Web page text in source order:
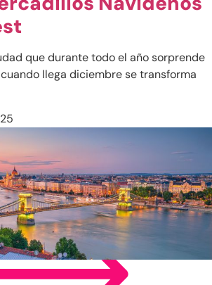
que durante todo el año sorprende
llega diciembre se transforma